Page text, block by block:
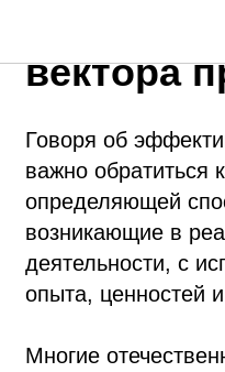
К
вектора
Говоря об
важно обратиться
определяющей
возникающие в
деятельности, с
опыта, ценностей
Многие